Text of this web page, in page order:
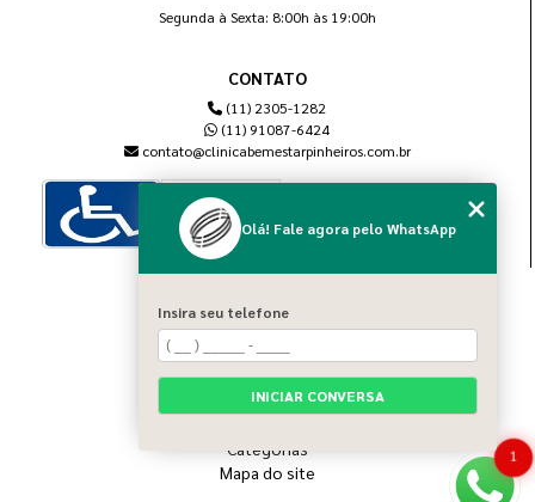
Segunda à Sexta: 8:00h às 19:00h
CONTATO
(11) 2305-1282
(11) 91087-6424
contato@clinicabemestarpinheiros.com.br
Home
Sobre nós
Blog
Serviços
Categorias
Mapa do site
1
Olá! Fale agora pelo WhatsApp
Insira seu telefone
INICIAR CONVERSA